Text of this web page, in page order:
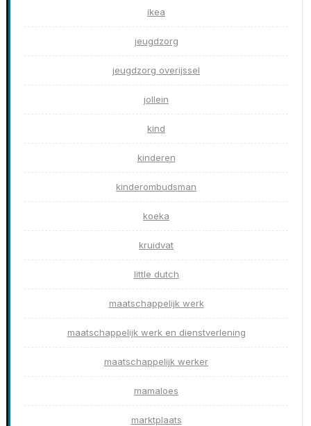
ikea
jeugdzorg
jeugdzorg overijssel
jollein
kind
kinderen
kinderombudsman
koeka
kruidvat
little dutch
maatschappelijk werk
maatschappelijk werk en dienstverlening
maatschappelijk werker
mamaloes
marktplaats